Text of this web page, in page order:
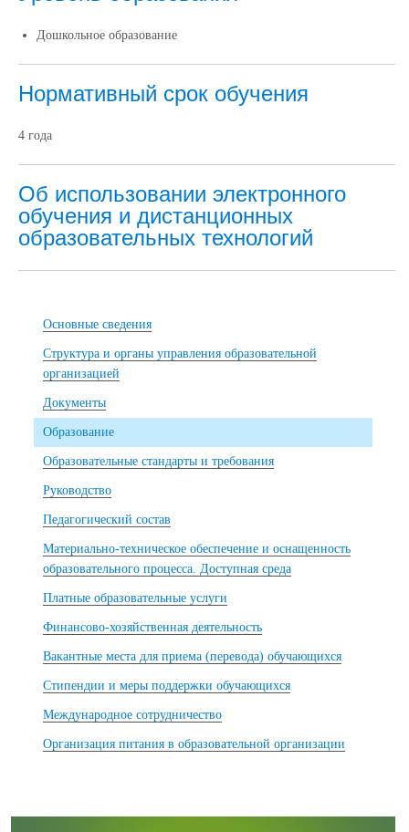
Дошкольное образование
Нормативный срок обучения
4 года
Об использовании электронного
обучения и дистанционных
образовательных технологий
Основные сведения
Структура и органы управления образовательной
организацией
Документы
Образование
Образовательные стандарты и требования
Руководство
Педагогический состав
Материально-техническое обеспечение и оснащенность
образовательного процесса. Доступная среда
Платные образовательные услуги
Финансово-хозяйственная деятельность
Вакантные места для приема (перевода) обучающихся
Стипендии и меры поддержки обучающихся
Международное сотрудничество
Организация питания в образовательной организации